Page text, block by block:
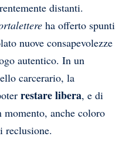
distanti.
ha offerto spunti
nuove consapevolezze
autentico. In un
carcerario, la
restare libera, e di
anche coloro
reclusione.